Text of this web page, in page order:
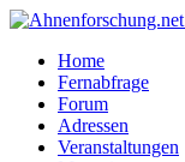
Home
Fernabfrage
Forum
Adressen
Veranstaltungen